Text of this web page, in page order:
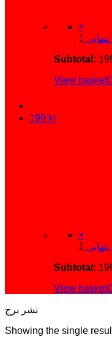
×
Subtotal:
View basket
199 kr
×
Subtotal:
View basket
نشر برج
Showing the single